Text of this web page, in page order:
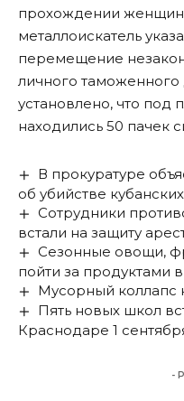
прохождении
металлоискатель
перемещение
личного
установлено, что под
находились 50 пачек
В прокуратуре
об убийстве
Сотрудники
встали на защиту
Сезонные овощи,
пойти за продуктами
Мусорный коллапс
Пять новых школ
Краснодаре 1
-